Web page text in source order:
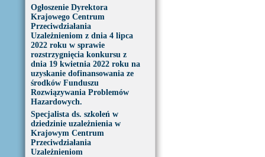
Ogłoszenie Dyrektora
Krajowego Centrum
Przeciwdziałania
Uzależnieniom z dnia 4 lipca
2022 roku w sprawie
rozstrzygnięcia konkursu z
dnia 19 kwietnia 2022 roku na
uzyskanie dofinansowania ze
środków Funduszu
Rozwiązywania Problemów
Hazardowych.
Specjalista ds. szkoleń w
dziedzinie uzależnienia w
Krajowym Centrum
Przeciwdziałania
Uzależnieniom